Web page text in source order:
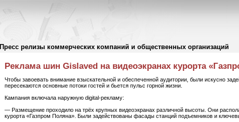
Пресс релизы коммерческих компаний и общественных организаций
Пресс-релизы//
Реклама шин Gislaved на видеоэкранах курорта
Чтобы завоевать внимание взыскательной и обеспеченной аудитории, были искусно
пересекаются основные потоки гостей и бьется пульс горной жизни.
Кампания включала наружную digital-рекламу:
— Размещение проходило на трёх крупных видеоэкранах различной высоты. Они
курорта «Газпром Поляна». Были задействованы фасады станций подъемников и